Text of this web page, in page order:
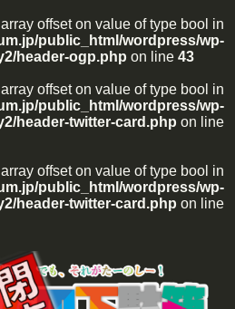
offset on value of type bool in
public_html/wordpress/wp-
header-ogp.php on line 43
offset on value of type bool in
public_html/wordpress/wp-
header-twitter-card.php on line
offset on value of type bool in
public_html/wordpress/wp-
header-twitter-card.php on line